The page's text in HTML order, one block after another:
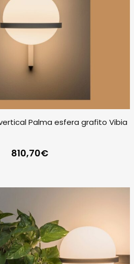
Palma esfera grafito Vibia
810,70€